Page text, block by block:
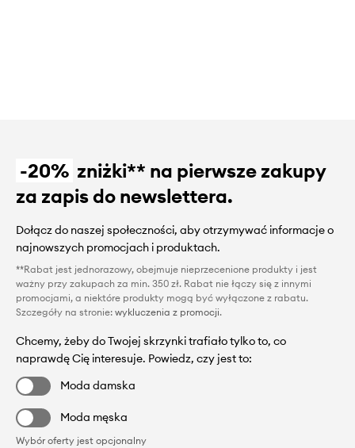
-20% zniżki** na pierwsze zakupy
za zapis do newslettera.
Dołącz do naszej społeczności, aby otrzymywać informacje o
najnowszych promocjach i produktach.
**Rabat jest jednorazowy, obejmuje nieprzecenione produkty i jest
ważny przy zakupach za min. 350 zł. Rabat nie łączy się z innymi
promocjami, a niektóre produkty mogą być wyłączone z rabatu.
Szczegóły na stronie: wykluczenia z promocji.
Chcemy, żeby do Twojej skrzynki trafiało tylko to, co
naprawdę Cię interesuje. Powiedz, czy jest to:
Moda damska
Moda męska
Wybór oferty jest opcjonalny